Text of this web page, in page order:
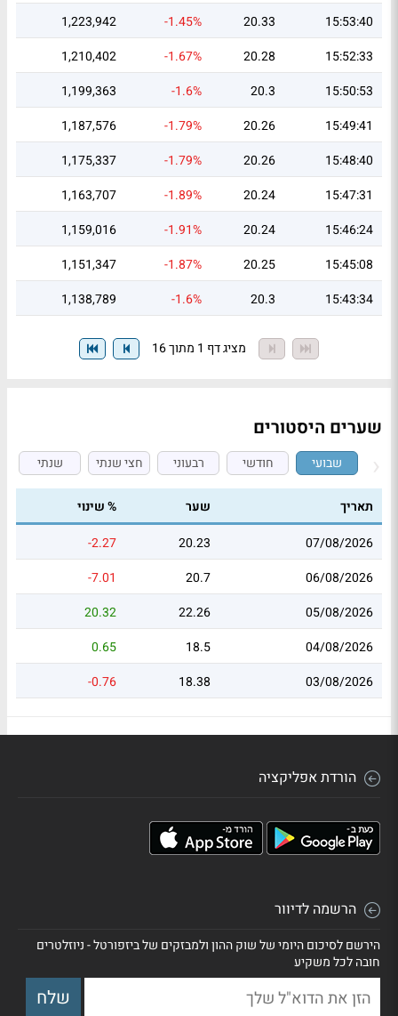
15:53:40
20.33
-1.45%
1,223,942
15:52:33
20.28
-1.67%
1,210,402
15:50:53
20.3
-1.6%
1,199,363
15:49:41
20.26
-1.79%
1,187,576
15:48:40
20.26
-1.79%
1,175,337
15:47:31
20.24
-1.89%
1,163,707
15:46:24
20.24
-1.91%
1,159,016
15:45:08
20.25
-1.87%
1,151,347
15:43:34
20.3
-1.6%
1,138,789
מציג דף 1 מתוך 16
שערים היסטורים
שבועי חודשי רבעוני חצי שנתי שנתי
תאריך שער
% שינוי
07/08/2026
20.23
-2.27
06/08/2026
20.7
-7.01
05/08/2026
22.26
20.32
04/08/2026
18.5
0.65
03/08/2026
18.38
-0.76
הורדת אפליקציה
הרשמה לדיוור
הירשם לסיכום היומי של שוק ההון ולמבזקים של ביזפורטל - ניוזלטרים
חובה לכל משקיע